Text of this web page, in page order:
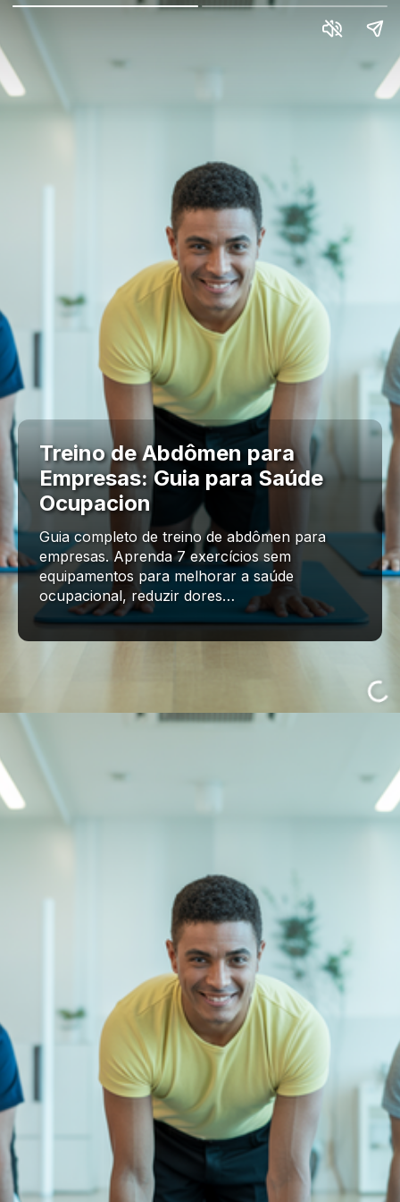
Treino de Abdômen para
Empresas: Guia para Saúde
Ocupacion
Guia completo de treino de abdômen para
empresas. Aprenda 7 exercícios sem
equipamentos para melhorar a saúde
ocupacional, reduzir dores…